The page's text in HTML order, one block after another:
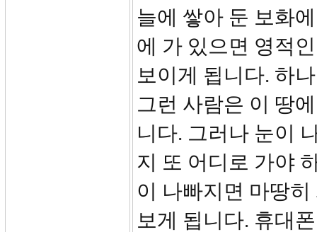
늘에 쌓아 둔 보화
에 가 있으면 영적
보이게 됩니다. 하
그런 사람은 이 땅
니다. 그러나 눈이
지 또 어디로 가야
이 나빠지면 마땅
보게 됩니다. 휴대